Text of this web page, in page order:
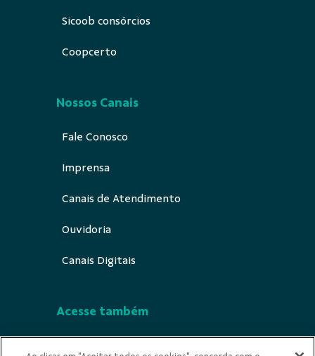
Sicoob consórcios
Coopcerto
Nossos Canais
Fale Conosco
Imprensa
Canais de Atendimento
Ouvidoria
Canais Digitais
Acesse também